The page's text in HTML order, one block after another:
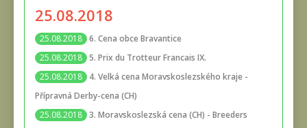
25.08.2018
25.08.2018 6. Cena obce Bravantice
25.08.2018 5. Prix du Trotteur Francais IX.
25.08.2018
4. Velká cena Moravskoslezského kraje -
Přípravná Derby-cena (CH)
25.08.2018 3. Moravskoslezská cena (CH) - Breeders